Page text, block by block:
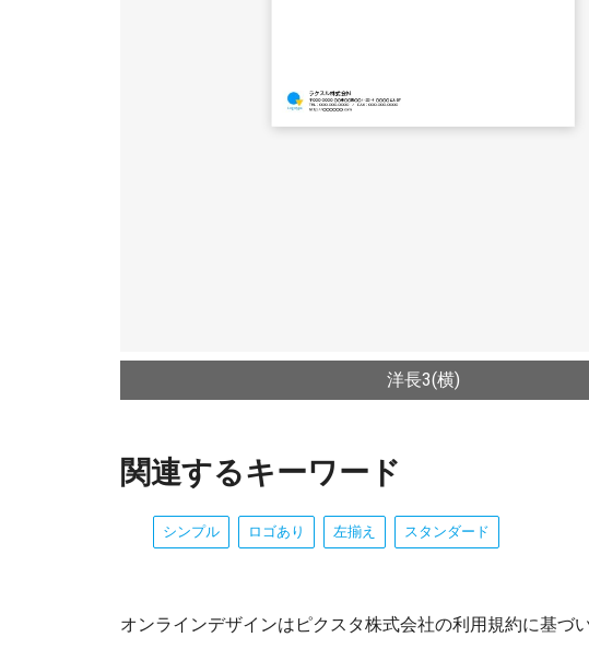
洋長3(横)
関連するキーワード
シンプル ロゴあり 左揃え スタンダード
オンラインデザインはピクスタ株式会社の利用規約に基づ